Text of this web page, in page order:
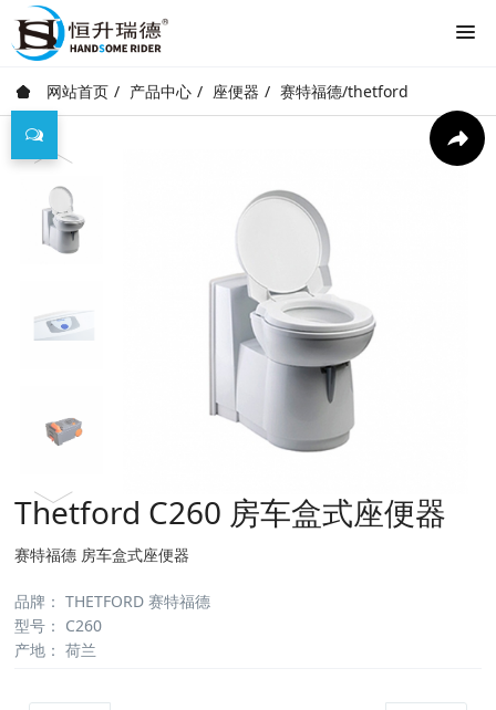
网站首页 产品中心 座便器 赛特福德/thetford
Thetford C260 房车盒式座便器
赛特福德 房车盒式座便器
品牌 ： THETFORD 赛特福德
型号 ： C260
产地 ： 荷兰